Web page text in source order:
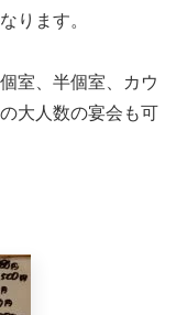
ります。
室、半個室、カウ
大人数の宴会も可